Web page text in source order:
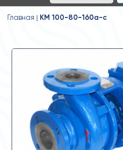
Главная КМ 100-80-160а-с